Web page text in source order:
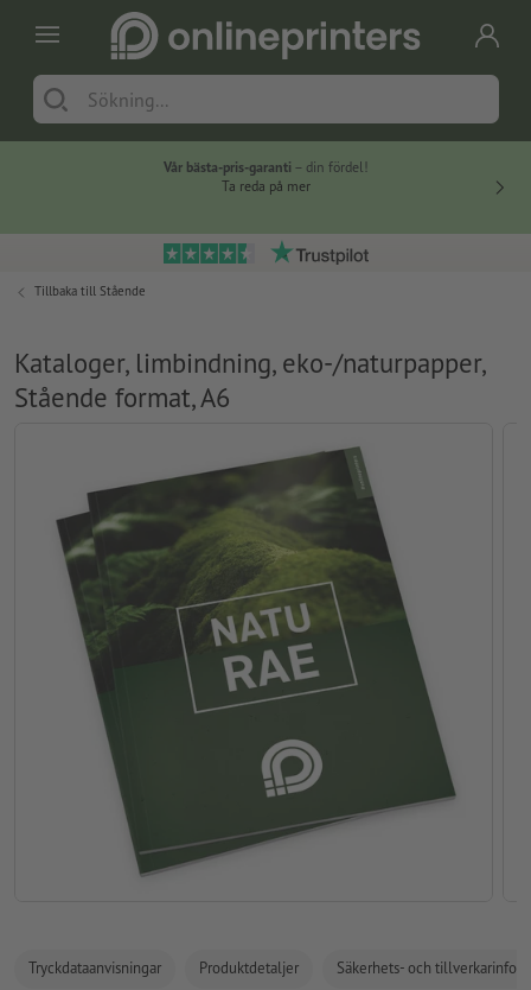
Vår bästa-pris-garanti – din fördel!
Ta reda på mer
Tillbaka till Stående
Kataloger, limbindning, eko-/naturpapper,
Stående format, A6
Tryckdataanvisningar Produktdetaljer Säkerhets- och